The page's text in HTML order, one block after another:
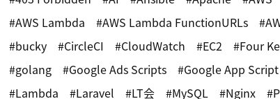
AWS Lambda
AWS Lambda FunctionURLs
bucky
CircleCI CloudWatch EC2 Four
golang
Google Ads Scripts Google App Script
Lambda
Laravel LT会 MySQL Nginx